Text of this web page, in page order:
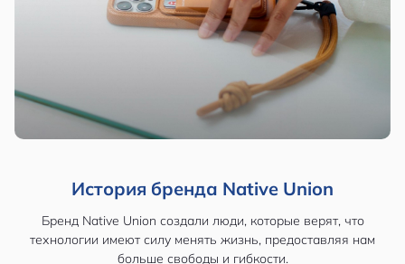
История бренда Native Union
Бренд Native Union создали люди, которые верят, что
технологии имеют силу менять жизнь, предоставляя нам
больше свободы и гибкости.